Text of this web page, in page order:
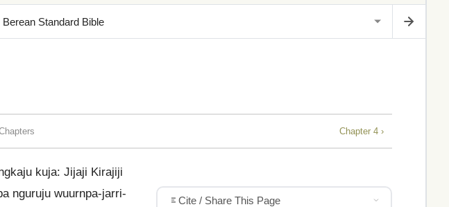
Chapter 4 ›
kuja: Jijaji Kirajiji
nguruju wuurnpa-jarri-
Cite / Share This Page